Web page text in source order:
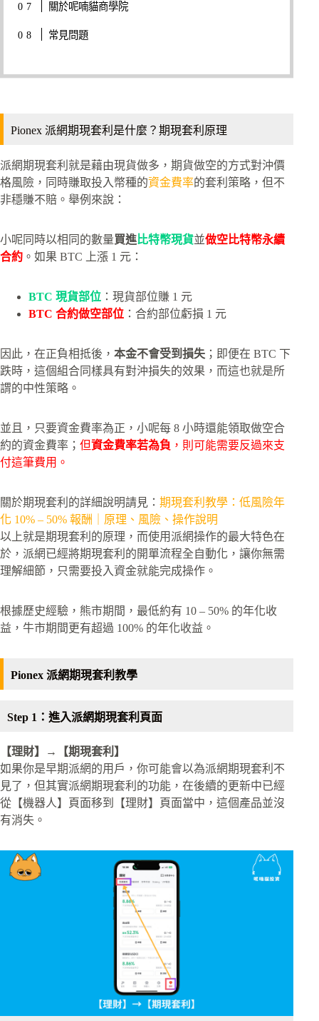
關於呢喃貓商學院
常見問題
Pionex 派網期現套利是什麼？期現套利原理
派網期現套利就是藉由現貨做多，期貨做空的方式對沖價
格風險，同時賺取投入幣種的資金費率的套利策略，但不
非穩賺不賠。舉例來說：
小呢同時以相同的數量買進 比特幣現貨並做空比特幣永續
合約 。如果 BTC 上漲 1 元：
BTC 現貨部位 ：現貨部位賺 1 元
BTC 合約做空部位 ：合約部位虧損 1 元
因此，在正負相抵後， 本金不會受到損失 ；即便在 BTC 下
跌時，這個組合同樣具有對沖損失的效果，而這也就是所
謂的中性策略。
並且，只要資金費率為正，小呢每 8 小時還能領取做空合
約的資金費率； 但資金費率若為負 ，則可能需要反過來支
付這筆費用。
關於期現套利的詳細說明請見： 期現套利教學：低風險年
化 10% – 50% 報酬｜原理、風險、操作說明
以上就是期現套利的原理，而使用派網操作的最大特色在
於，派網已經將期現套利的開單流程全自動化，讓你無需
理解細節，只需要投入資金就能完成操作。
根據歷史經驗，熊市期間，最低約有 10 – 50% 的年化收
益，牛市期間更有超過 100% 的年化收益。
Pionex 派網期現套利教學
Step 1：進入派網期現套利頁面
【理財】→【期現套利】
如果你是早期派網的用戶，你可能會以為派網期現套利不
見了，但其實派網期現套利的功能，在後續的更新中已經
從【機器人】頁面移到【理財】頁面當中，這個產品並沒
有消失。